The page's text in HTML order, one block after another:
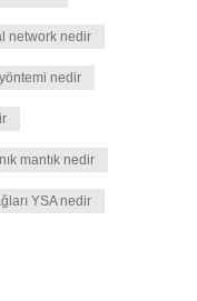
network nedir
nedir
mantık nedir
YSA nedir